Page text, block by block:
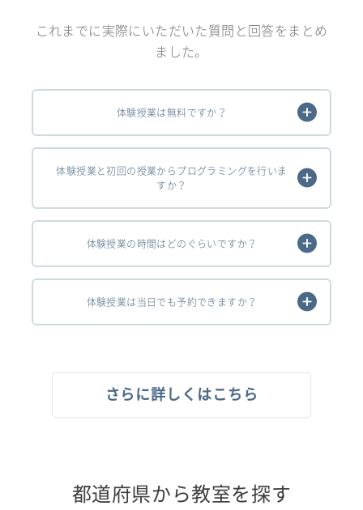
これまでに実際にいただいた質問と回答をまとめ
ました。
体験授業は無料ですか？
体験授業と初回の授業からプログラミングを行いま
すか？
体験授業の時間はどのぐらいですか？
体験授業は当日でも予約できますか？
さらに詳しくはこちら
都道府県から教室を探す